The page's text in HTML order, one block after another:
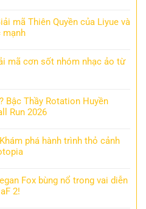
mã Thiên Quyền của Liyue và
mạnh
mã cơn sốt nhóm nhạc ảo từ
Bậc Thầy Rotation Huyền
Run 2026
phá hành trình thỏ cảnh
Fox bùng nổ trong vai diễn
2!